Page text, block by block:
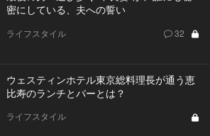
密にしている、夫への誓い
ライフスタイル 32
ウェスティンホテル東京総料理長が通う恵
比寿のランチとバーとは？
ライフスタイル